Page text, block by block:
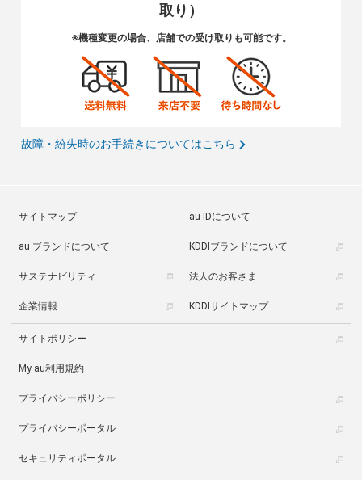
取り）
※機種変更の場合、店舗での受け取りも可能です。
故障・紛失時のお手続きについてはこちら
サイトマップ au IDについて
au ブランドについて KDDIブランドについて
サステナビリティ 法人のお客さま
企業情報 KDDIサイトマップ
サイトポリシー
My au利用規約
プライバシーポリシー
プライバシーポータル
セキュリティポータル